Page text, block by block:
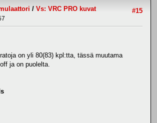
#15
/ Vs: VRC PRO kuvat
on yli 80(83) kpl:tta, tässä muutama
ja on puolelta.